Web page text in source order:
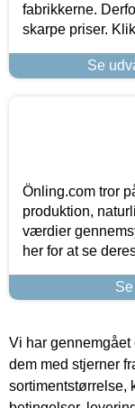
fabrikkerne.
skarpe priser.
Se
Önling.com tror
produktion,
værdier
her for at se
Vi har
dem med stjerner
sortimentstørrelse,